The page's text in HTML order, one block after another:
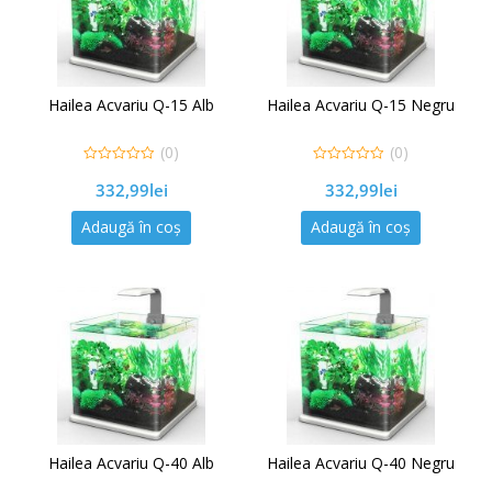
Hailea Acvariu Q-15 Alb
out
5
(0)
332,99lei
Adaugă în coș
Hailea Acvariu Q-15 Negru
out
5
(0)
332,99lei
Adaugă în coș
Hailea Acvariu Q-40 Alb Hailea Acvariu Q-40 Negru